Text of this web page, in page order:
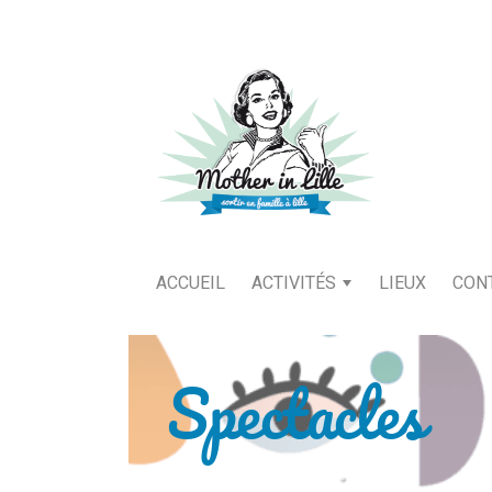
ACCUEIL ACTIVITÉS LIEUX
Spectacles